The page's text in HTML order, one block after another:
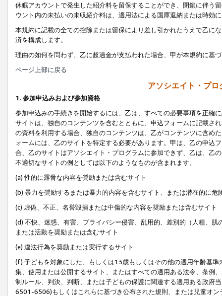
休眠アカウントで発生した紹介料を留保することができ、閉鎖に伴う
ウント内の未払いの未収紹介料は、適用法による国庫返納または時効
本規約に記載の全ての控除または留保により差し引かれたうえで乙に
済を構成します。
理由の如何を問わず、乙に超過金が支払われた場合、甲が本規約に基
ページ上部に戻る
アソシエイト・プ
1. 参加申込みおよび参加資格
参加申込みの手続きを開始するには、乙は、すべての必要事項を正確
サイトは、独自のコンテンツを含むとともに、申込フォームに記載さ
の資料を利用する場合、独自のコンテンツは、乙がコンテンツに含め
ォームには、乙のサイトを特定する必要があります。甲は、乙の申込
合、乙のサイトはアソシエイト・プログラムに参加できず、乙は、乙
不適切なサイトの例としては以下のようなものが含まれます。
(a) 性的に露骨な内容を奨励または含むサイト
(b) 暴力を奨励するまたは暴力的内容を含むサイト、または潜在的に
(c) 虚偽、不正、名誉毀損または中傷的な内容を奨励または含むサイト
(d) 不快、迷惑、有害、プライバシー侵害、乱用的、差別的（人種、
または活動を奨励または含むサイト
(e) 違法行為を奨励または実行するサイト
(f) 子どもを対象にした、もしくは13歳もしくはその他の適用年齢基
集、使用または公開するサイト、またはすべての適用ある法令、条例
制ルール、判決、判断、または子どもの保護に関連する適用ある政府
6501-6506)もしくはこれらに基づき公布された規則、または児童オン